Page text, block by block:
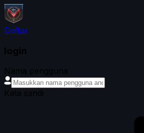
Daftar
login
Nama pengguna
Kata sandi